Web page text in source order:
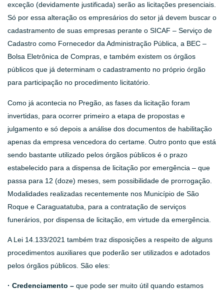
exceção (devidamente justificada) serão as licitações presenciais.
Só por essa alteração os empresários do setor já devem buscar o
cadastramento de suas empresas perante o SICAF – Serviço de
Cadastro como Fornecedor da Administração Pública, a BEC –
Bolsa Eletrônica de Compras, e também existem os órgãos
públicos que já determinam o cadastramento no próprio órgão
para participação no procedimento licitatório.
Como já acontecia no Pregão, as fases da licitação foram
invertidas, para ocorrer primeiro a etapa de propostas e
julgamento e só depois a análise dos documentos de habilitação
apenas da empresa vencedora do certame. Outro ponto que está
sendo bastante utilizado pelos órgãos públicos é o prazo
estabelecido para a dispensa de licitação por emergência – que
passa para 12 (doze) meses, sem possibilidade de prorrogação.
Modalidades realizadas recentemente nos Município de São
Roque e Caraguatatuba, para a contratação de serviços
funerários, por dispensa de licitação, em virtude da emergência.
A Lei 14.133/2021 também traz disposições a respeito de alguns
procedimentos auxiliares que poderão ser utilizados e adotados
pelos órgãos públicos. São eles:
· Credenciamento – que pode ser muito útil quando estamos